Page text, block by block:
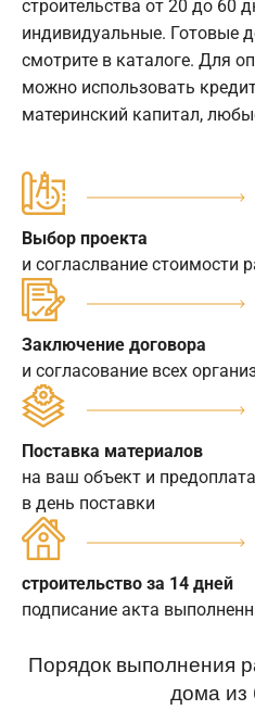
строительства от 20 до 60
индивидуальные. Готовые
смотрите в каталоге. Для
можно использовать
материнский капитал,
Выбор проекта
и согласлвание стоимости
Заключение договора
и согласование всех
Поставка материалов
на ваш объект и
в день поставки
строительство за 14 дней
подписание акта
Порядок выполнения
дома из